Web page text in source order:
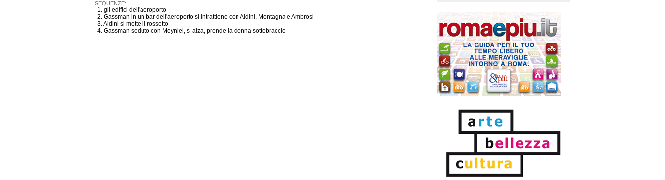
SEQUENZE:
1. gli edifici dell'aeroporto
2. Gassman in un bar dell'aeroporto si intrattiene con Aldini, Montagna e Ambrosi
3. Aldini si mette il rossetto
4. Gassman seduto con Meyniel, si alza, prende la donna sottobraccio